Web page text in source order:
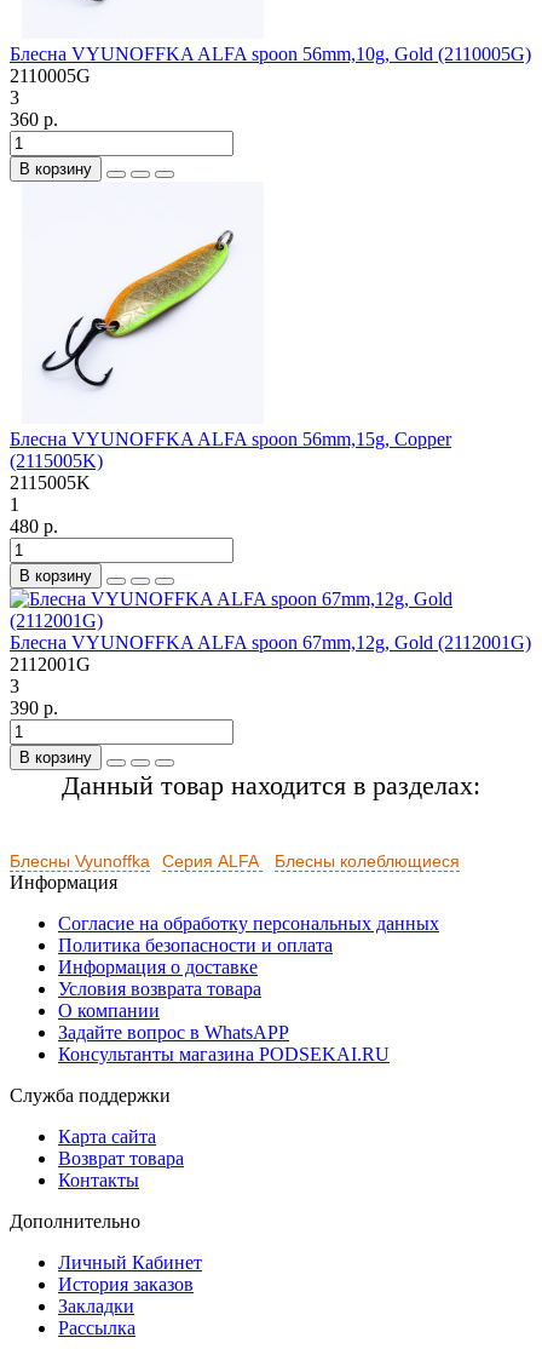
Блесна VYUNOFFKA ALFA spoon 56mm,10g, Gold (2110005G)
2110005G
3
360 р.
В корзину
Блесна VYUNOFFKA ALFA spoon 56mm,15g, Copper
(2115005K)
2115005K
1
480 р.
В корзину
Блесна VYUNOFFKA ALFA spoon 67mm,12g, Gold (2112001G)
2112001G
3
390 р.
В корзину
Данный товар находится в разделах:
Блесны Vyunoffka Серия ALFA Блесны колеблющиеся
Информация
Согласие на обработку персональных данных
Политика безопасности и оплата
Информация о доставке
Условия возврата товара
О компании
Задайте вопрос в WhatsAPP
Консультанты магазина PODSEKAI.RU
Служба поддержки
Карта сайта
Возврат товара
Контакты
Дополнительно
Личный Кабинет
История заказов
Закладки
Рассылка